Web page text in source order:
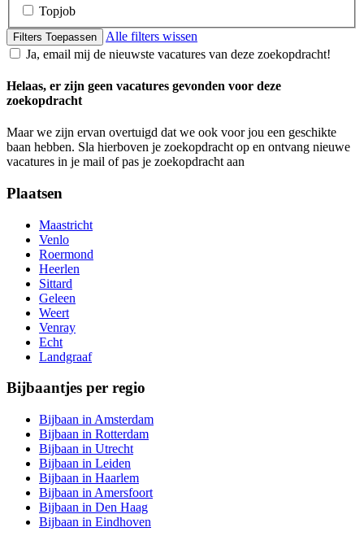
Topjob
Filters Toepassen
Alle filters wissen
Ja, email mij de nieuwste vacatures van deze zoekopdracht!
Helaas, er zijn geen vacatures gevonden voor deze
zoekopdracht
Maar we zijn ervan overtuigd dat we ook voor jou een geschikte
baan hebben. Sla hierboven je zoekopdracht op en ontvang nieuwe
vacatures in je mail of pas je zoekopdracht aan
Plaatsen
Maastricht
Venlo
Roermond
Heerlen
Sittard
Geleen
Weert
Venray
Echt
Landgraaf
Bijbaantjes per regio
Bijbaan in Amsterdam
Bijbaan in Rotterdam
Bijbaan in Utrecht
Bijbaan in Leiden
Bijbaan in Haarlem
Bijbaan in Amersfoort
Bijbaan in Den Haag
Bijbaan in Eindhoven